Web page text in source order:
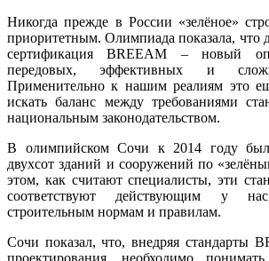
Никогда прежде в России «зелёное»
приоритетным. Олимпиада показала, что
сертификация BREEAM – новый
передовых, эффективных и
Применительно к нашим реалиям это
искать баланс между требованиями
национальным законодательством.
В олимпийском Сочи к 2014 году
двухсот зданий и сооружений по
этом, как считают специалисты, эти
соответствуют действующим у
строительным нормам и правилам.
Сочи показал, что, внедряя стандарты
проектирования, необходимо